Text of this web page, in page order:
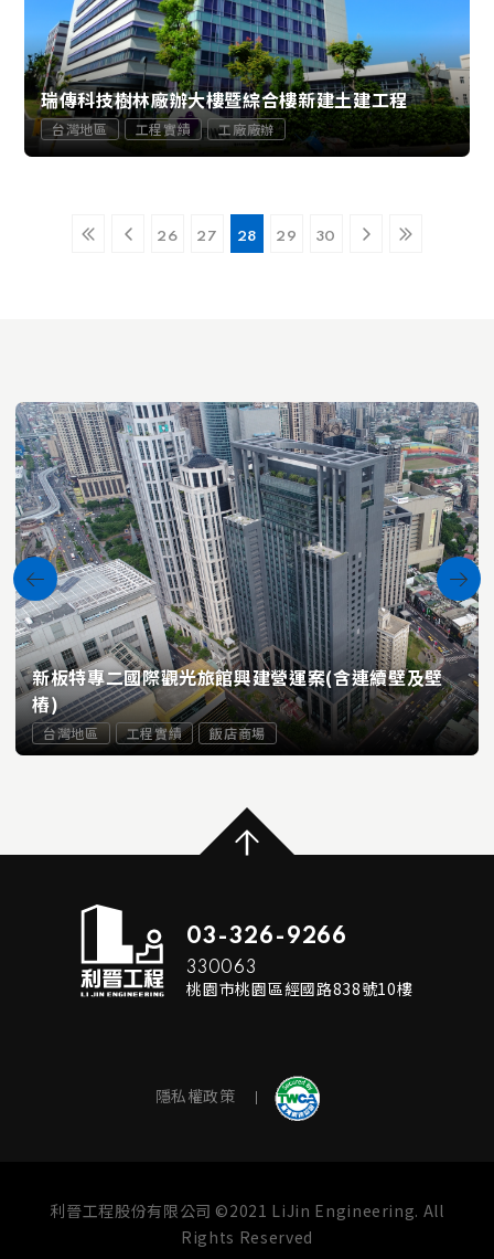
瑞傳科技樹林廠辦大樓暨綜合樓新建土建工程
台灣地區 工程實績 工廠廠辦
26 27 28 29 30
新板特專二國際觀光旅館興建營運案(含連續壁及壁
樁)
台灣地區 工程實績 飯店商場
03-326-9266
330063
桃園市桃園區經國路838號10樓
隱私權政策
利晉工程股份有限公司 ©2021 LiJin Engineering. All
Rights Reserved